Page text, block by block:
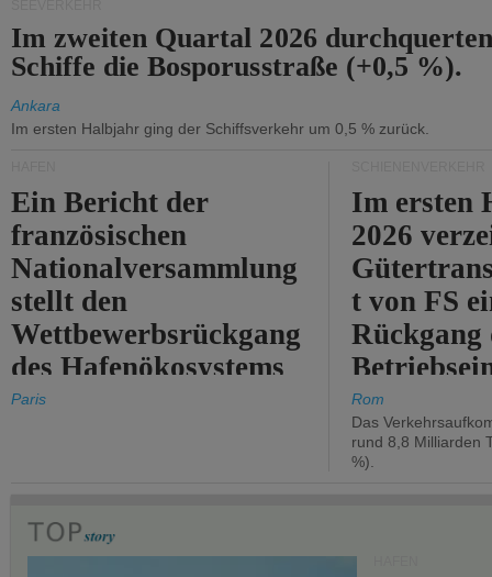
Im zweiten Quartal 2026
Schiffe die Bosporusstraße (+0,5 %).
Ankara
Im ersten Halbjahr ging der Schiffsverkehr um 0,5 % zurück.
Ein Bericht der
französischen
Nationalversammlung
stellt den
Wettbewerbsrückgang
des Hafenökosystems
des Staates fest.
Paris
Im ersten
2026
t von FS
Rückgang
um 2,7 %.
Rom
Das
rund 8,8 Milliarden
%).